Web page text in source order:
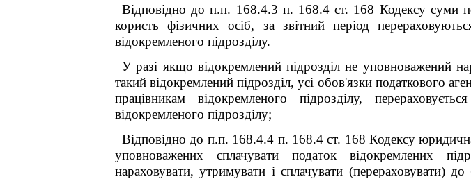
Відповідно до п.п. 168.4.3 п. 168.4 ст. 168 Кодексу суми
користь фізичних осіб, за звітний період
відокремленого підрозділу.
У разі якщо відокремлений підрозділ не уповноважений
такий відокремлений підрозділ, усі обов'язки податкового
працівникам відокремленого підрозділу,
відокремленого підрозділу;
Відповідно до п.п. 168.4.4 п. 168.4 ст. 168 Кодексу ю
уповноважених сплачувати податок відокремлених
нараховувати, утримувати і сплачувати (перераховувати)